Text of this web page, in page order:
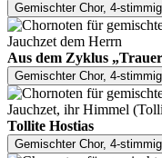
Gemischter Chor, 4-stimmig
Jauchzet dem Herrn
Aus dem Zyklus
Gemischter Chor, 4-stimmig
Jauchzet, ihr Himmel
Tollite Hostias
Gemischter Chor, 4-stimmig